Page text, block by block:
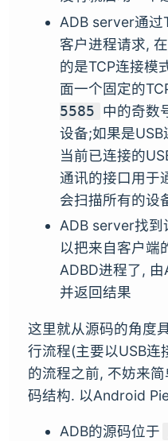
ADB server通过
客户进程请求,
的是TCP连接模
面一个固定的
5585 中的奇数
设备;如果是
当前已连接的
通讯的接口用于
会扫描所有的设
ADB server找到
以把来自客户端
ADBD进程了,
并返回结果
这里就从源码的角度
行流程(主要以USB连
的流程之前, 不妨来
码结构. 以Android
ADB的源码位于